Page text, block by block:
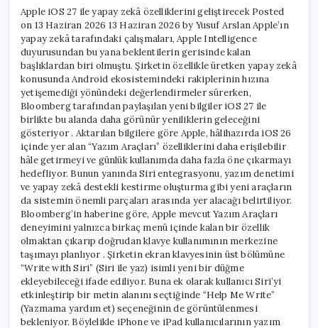
geliştirecek
için
Apple iOS 27 ile yapay zekâ özelliklerini geliştirecek Posted
on 13 Haziran 2026 13 Haziran 2026 by Yusuf Arslan Apple’ın
yapay zekâ tarafındaki çalışmaları, Apple Intelligence
duyurusundan bu yana beklentilerin gerisinde kalan
başlıklardan biri olmuştu. Şirketin özellikle üretken yapay zekâ
konusunda Android ekosistemindeki rakiplerinin hızına
yetişemediği yönündeki değerlendirmeler sürerken,
Bloomberg tarafından paylaşılan yeni bilgiler iOS 27 ile
birlikte bu alanda daha görünür yeniliklerin geleceğini
gösteriyor . Aktarılan bilgilere göre Apple, hâlihazırda iOS 26
içinde yer alan “Yazım Araçları” özelliklerini daha erişilebilir
hâle getirmeyi ve günlük kullanımda daha fazla öne çıkarmayı
hedefliyor. Bunun yanında Siri entegrasyonu, yazım denetimi
ve yapay zekâ destekli kestirme oluşturma gibi yeni araçların
da sistemin önemli parçaları arasında yer alacağı belirtiliyor.
Bloomberg’in haberine göre, Apple mevcut Yazım Araçları
deneyimini yalnızca birkaç menü içinde kalan bir özellik
olmaktan çıkarıp doğrudan klavye kullanımının merkezine
taşımayı planlıyor . Şirketin ekran klavyesinin üst bölümüne
“Write with Siri” (Siri ile yaz) isimli yeni bir düğme
ekleyebileceği ifade ediliyor. Buna ek olarak kullanıcı Siri’yi
etkinleştirip bir metin alanını seçtiğinde “Help Me Write”
(Yazmama yardım et) seçeneğinin de görüntülenmesi
bekleniyor. Böylelikle iPhone ve iPad kullanıcılarının yazım